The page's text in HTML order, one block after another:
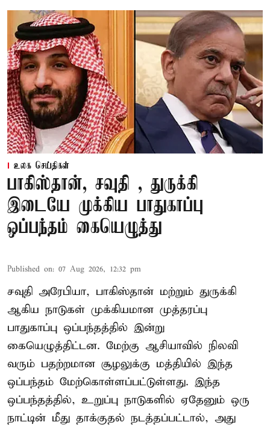
உலக செய்திகள்
பாகிஸ்தான், சவுதி , துருக்கி
இடையே முக்கிய பாதுகாப்பு
ஒப்பந்தம் கையெழுத்து
Published on: 07 Aug 2026, 12:32 pm
சவுதி அரேபியா, பாகிஸ்தான் மற்றும் துருக்கி
ஆகிய நாடுகள் முக்கியமான முத்தரப்பு
பாதுகாப்பு ஒப்பந்தத்தில் இன்று
கையெழுத்திட்டன. மேற்கு ஆசியாவில் நிலவி
வரும் பதற்றமான சூழலுக்கு மத்தியில் இந்த
ஒப்பந்தம் மேற்கொள்ளப்பட்டுள்ளது. இந்த
ஒப்பந்தத்தில், உறுப்பு நாடுகளில் ஏதேனும் ஒரு
நாட்டின் மீது தாக்குதல் நடத்தப்பட்டால், அது